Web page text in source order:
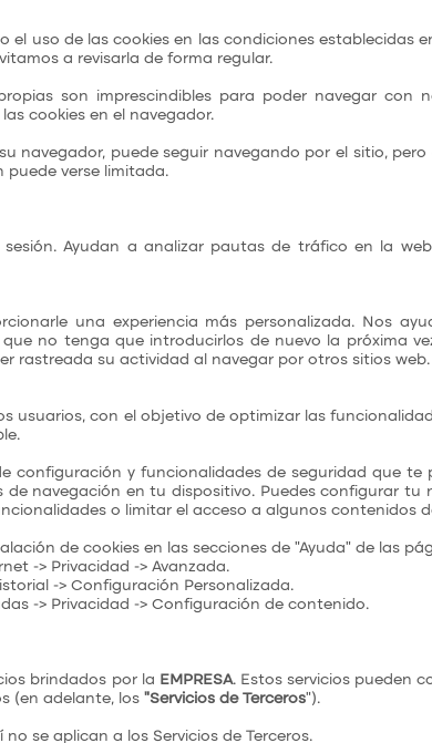
uso de las cookies en las condiciones establecidas
a revisarla de forma regular.
son imprescindibles para poder navegar con
cookies en el navegador.
navegador, puede seguir navegando por el sitio,
puede verse limitada.
Ayudan a analizar pautas de tráfico en la
una experiencia más personalizada. Nos
no tenga que introducirlos de nuevo la próxima
rastreada su actividad al navegar por otros sitios web.
usuarios, con el objetivo de optimizar las
configuración y funcionalidades de seguridad que
navegación en tu dispositivo. Puedes configurar tu
o limitar el acceso a algunos contenidos
de cookies en las secciones de "Ayuda" de las
-> Privacidad -> Avanzada.
-> Configuración Personalizada.
-> Privacidad -> Configuración de contenido.
brindados por la EMPRESA. Estos servicios pueden
(en adelante, los "Servicios de Terceros").
se aplican a los Servicios de Terceros.